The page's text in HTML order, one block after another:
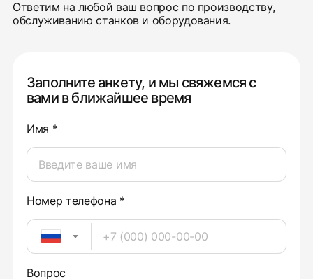
Ответим на любой ваш вопрос по производству,
обслуживанию станков и оборудования.
Заполните анкету, и мы свяжемся с
вами в ближайшее время
Имя *
Номер телефона *
Вопрос